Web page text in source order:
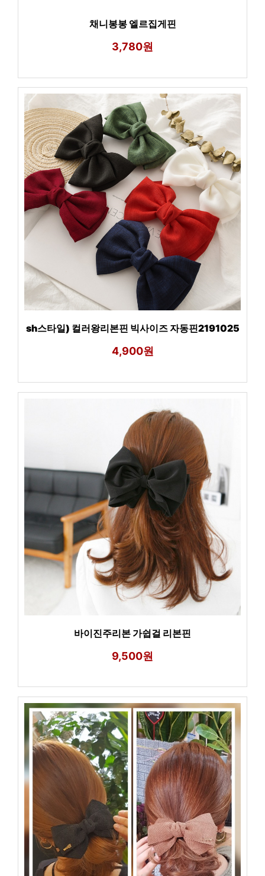
채니봉봉 엘르집게핀
3,780원
sh스타일) 컬러왕리본핀 빅사이즈 자동핀2191025
4,900원
바이진주리본 가쉽걸 리본핀
9,500원